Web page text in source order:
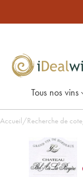
Tous nos vins
Accueil/Recherche de cote